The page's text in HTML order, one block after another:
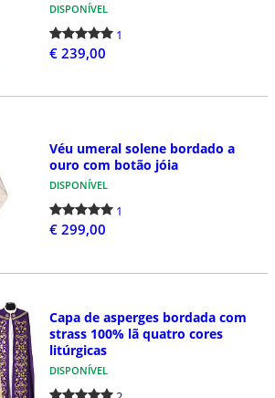
DISPONÍVEL
1
€ 239,00
Véu umeral solene bordado a
ouro com botão jóia
DISPONÍVEL
1
€ 299,00
Capa de asperges bordada com
strass 100% lã quatro cores
litúrgicas
DISPONÍVEL